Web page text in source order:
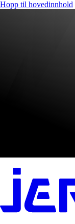
Hopp til hovedinnhold